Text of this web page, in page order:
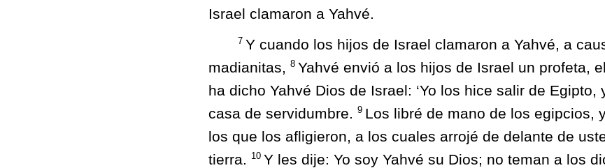
Israel clamaron a Yahvé.
7 Y cuando los hijos de Israel clamaron a Yahvé, a
madianitas, 8 Yahvé envió a los hijos de Israel un profeta,
ha dicho Yahvé Dios de Israel: ‘Yo los hice salir de Egipto,
casa de servidumbre. 9 Los libré de mano de los egipcios,
los que los afligieron, a los cuales arrojé de delante de
tierra.
10 Y les dije: Yo soy Yahvé su Dios; no teman a los